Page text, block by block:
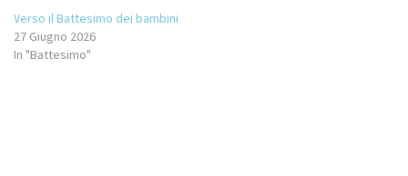
Verso il Battesimo dei bambini
27 Giugno 2026
In "Battesimo"